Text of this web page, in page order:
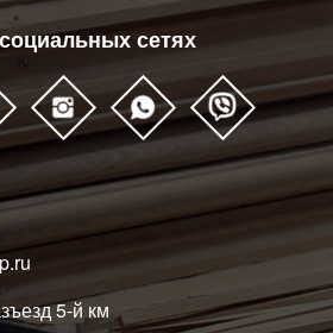
сетях
5-й км